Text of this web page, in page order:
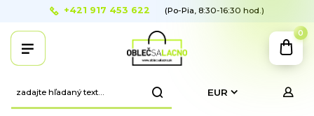
EUR
+421 917 453 622 (Po-Pia, 8:30-16:30 hod.)
0